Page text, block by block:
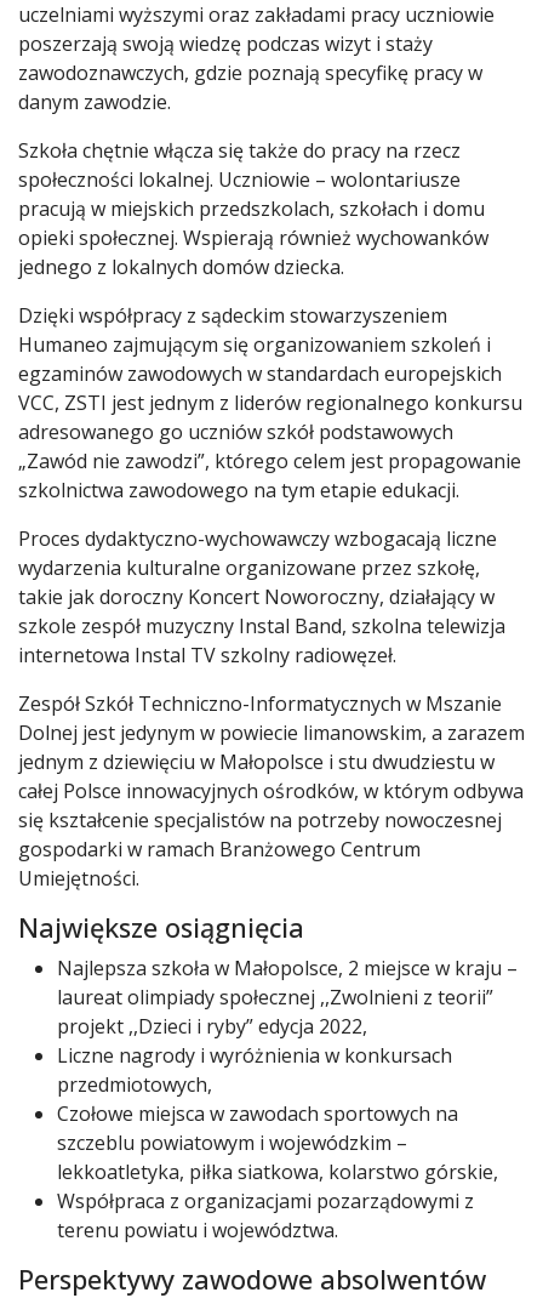
uczelniami wyższymi oraz zakładami pracy uczniowie
poszerzają swoją wiedzę podczas wizyt i staży
zawodoznawczych, gdzie poznają specyfikę pracy w
danym zawodzie.
Szkoła chętnie włącza się także do pracy na rzecz
społeczności lokalnej. Uczniowie – wolontariusze
pracują w miejskich przedszkolach, szkołach i domu
opieki społecznej. Wspierają również wychowanków
jednego z lokalnych domów dziecka.
Dzięki współpracy z sądeckim stowarzyszeniem
Humaneo zajmującym się organizowaniem szkoleń i
egzaminów zawodowych w standardach europejskich
VCC, ZSTI jest jednym z liderów regionalnego konkursu
adresowanego go uczniów szkół podstawowych
„Zawód nie zawodzi”, którego celem jest propagowanie
szkolnictwa zawodowego na tym etapie edukacji.
Proces dydaktyczno-wychowawczy wzbogacają liczne
wydarzenia kulturalne organizowane przez szkołę,
takie jak doroczny Koncert Noworoczny, działający w
szkole zespół muzyczny Instal Band, szkolna telewizja
internetowa Instal TV szkolny radiowęzeł.
Zespół Szkół Techniczno-Informatycznych w Mszanie
Dolnej jest jedynym w powiecie limanowskim, a zarazem
jednym z dziewięciu w Małopolsce i stu dwudziestu w
całej Polsce innowacyjnych ośrodków, w którym odbywa
się kształcenie specjalistów na potrzeby nowoczesnej
gospodarki w ramach Branżowego Centrum
Umiejętności.
Największe osiągnięcia
Najlepsza szkoła w Małopolsce, 2 miejsce w kraju –
laureat olimpiady społecznej ,,Zwolnieni z teorii”
projekt ,,Dzieci i ryby” edycja 2022,
Liczne nagrody i wyróżnienia w konkursach
przedmiotowych,
Czołowe miejsca w zawodach sportowych na
szczeblu powiatowym i wojewódzkim –
lekkoatletyka, piłka siatkowa, kolarstwo górskie,
Współpraca z organizacjami pozarządowymi z
terenu powiatu i województwa.
Perspektywy zawodowe absolwentów